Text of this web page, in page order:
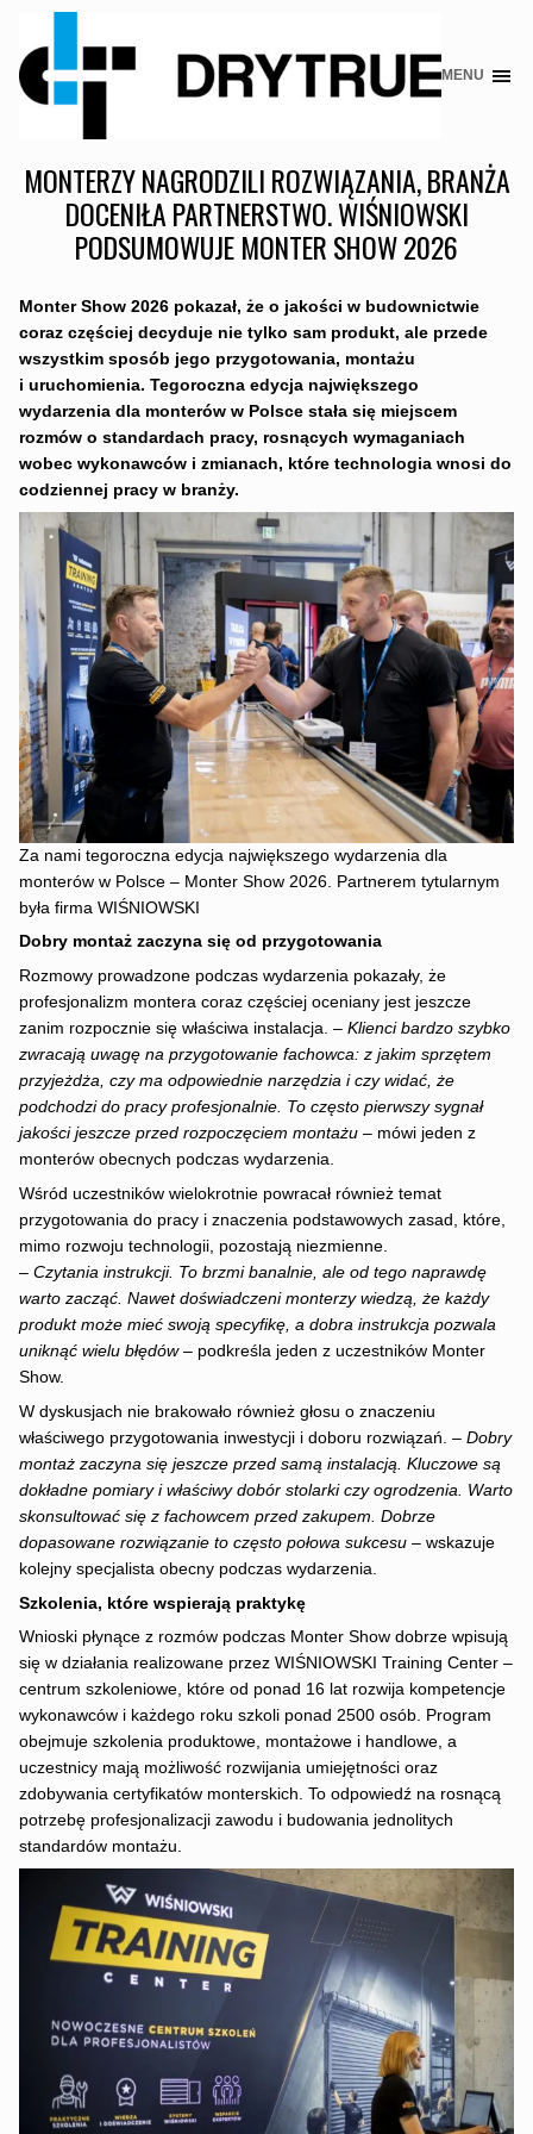
Skip
MENU
MONTERZY NAGRODZILI ROZWIĄZANIA, BRANŻA
DOCENIŁA PARTNERSTWO. WIŚNIOWSKI
PODSUMOWUJE MONTER SHOW 2026
Monter Show 2026 pokazał, że o jakości w budownictwie
coraz częściej decyduje nie tylko sam produkt, ale przede
wszystkim sposób jego przygotowania, montażu
i uruchomienia. Tegoroczna edycja największego
wydarzenia dla monterów w Polsce stała się miejscem
rozmów o standardach pracy, rosnących wymaganiach
wobec wykonawców i zmianach, które technologia wnosi do
codziennej pracy w branży.
Za nami tegoroczna edycja największego wydarzenia dla
monterów w Polsce – Monter Show 2026. Partnerem tytularnym
była firma WIŚNIOWSKI
Dobry montaż zaczyna się od przygotowania
Rozmowy prowadzone podczas wydarzenia pokazały, że
profesjonalizm montera coraz częściej oceniany jest jeszcze
zanim rozpocznie się właściwa instalacja. – Klienci bardzo szybko
zwracają uwagę na przygotowanie fachowca: z jakim sprzętem
przyjeżdża, czy ma odpowiednie narzędzia i czy widać, że
podchodzi do pracy profesjonalnie. To często pierwszy sygnał
jakości jeszcze przed rozpoczęciem montażu– mówi jeden z
monterów obecnych podczas wydarzenia.
Wśród uczestników wielokrotnie powracał również temat
przygotowania do pracy i znaczenia podstawowych zasad, które,
mimo rozwoju technologii, pozostają niezmienne.
– Czytania instrukcji. To brzmi banalnie, ale od tego naprawdę
warto zacząć. Nawet doświadczeni monterzy wiedzą, że każdy
produkt może mieć swoją specyfikę, a dobra instrukcja pozwala
uniknąć wielu błędów– podkreśla jeden z uczestników Monter
Show.
W dyskusjach nie brakowało również głosu o znaczeniu
właściwego przygotowania inwestycji i doboru rozwiązań. – Dobry
montaż zaczyna się jeszcze przed samą instalacją. Kluczowe są
dokładne pomiary i właściwy dobór stolarki czy ogrodzenia. Warto
skonsultować się z fachowcem przed zakupem. Dobrze
dopasowane rozwiązanie to często połowa sukcesu– wskazuje
kolejny specjalista obecny podczas wydarzenia.
Szkolenia, które wspierają praktykę
Wnioski płynące z rozmów podczas Monter Show dobrze wpisują
się w działania realizowane przez WIŚNIOWSKI Training Center –
centrum szkoleniowe, które od ponad 16 lat rozwija kompetencje
wykonawców i każdego roku szkoli ponad 2500 osób. Program
obejmuje szkolenia produktowe, montażowe i handlowe, a
uczestnicy mają możliwość rozwijania umiejętności oraz
zdobywania certyfikatów monterskich. To odpowiedź na rosnącą
potrzebę profesjonalizacji zawodu i budowania jednolitych
standardów montażu.